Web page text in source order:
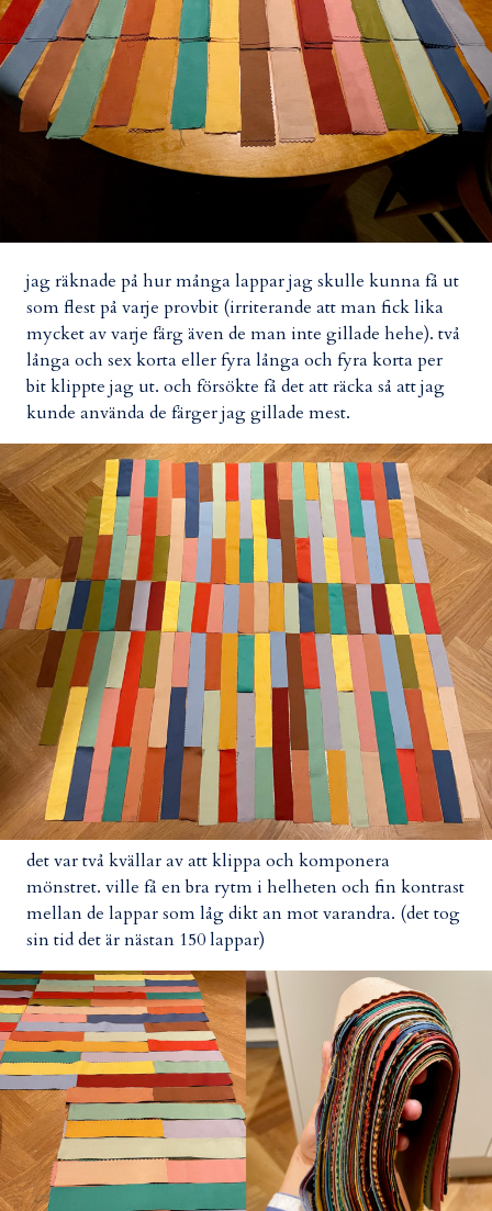
jag räknade på hur många lappar jag skulle kunna få ut
som flest på varje provbit (irriterande att man fick lika
mycket av varje färg även de man inte gillade hehe). två
långa och sex korta eller fyra långa och fyra korta per
bit klippte jag ut. och försökte få det att räcka så att jag
kunde använda de färger jag gillade mest.
det var två kvällar av att klippa och komponera
mönstret. ville få en bra rytm i helheten och fin kontrast
mellan de lappar som låg dikt an mot varandra. (det tog
sin tid det är nästan 150 lappar)